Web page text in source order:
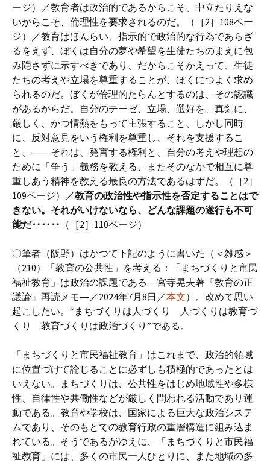
ージ）／教育者は政治的であるからこそ、中立たりえな
いからこそ、倫理性を要求されるのだ。（［2］108ペー
ジ）／教育はほんらい、指示的で政治的な行為であらざ
るをえず、ぼくは自分の夢や希望を生徒たちのまえに包
み隠さずに示すべきであり、だからこそかえって、生徒
たちの考えや立場を尊重することが、ぼくにつよく求め
られるのだ。ぼくが倫理的たらんとするのは、その認識
があるからだ。自分のテーゼ、立場、選好を、真剣に、
厳しく、かつ情熱をもって主張すること、しかし同時
に、反対意見をいう権利を尊重し、それを支援するこ
と、――それは、発言する権利と、自分の考えや理想の
ために「争う」義務を教える、またそのなかで相互に尊
重しあう精神を教える最良の方法であるはずだ。（［2］
109ページ）／教育の政治性や指示性を否定することはで
きない。それがいけないなら、どんな課題の遂行も不可
能だ‥‥‥ （［2］110ページ）
〇筆者（阪野）はかつて下記のように書いた（＜雑感＞
（210）「教育の公共性」を考える：「まちづくりと市民
福祉教育」は政治の課題である―宮寺晃夫著『教育の正
議論』再読メモ―／2024年7月8日／本文）。改めて思い
起こしたい。“まちづくりは人づくり 人づくりは教育づ
くり 教育づくりは政治づくり”である。
「まちづくりと市民福祉教育」はこれまで、政治的領域
に位置づけて論じることに必ずしも積極的であったとは
いえない。まちづくりは、公共性をはじめ地域性や多様
性、自律性や共働性などが厳しく問われる活動であり運
動である。教育や学校は、国家による巨大な政治システ
ムであり、そのもとでの教育行政の重層構造に組み込ま
れている。そうであるがゆえに、「まちづくりと市民福
祉教育」には、多くの市民一人ひとりに、また地域の多